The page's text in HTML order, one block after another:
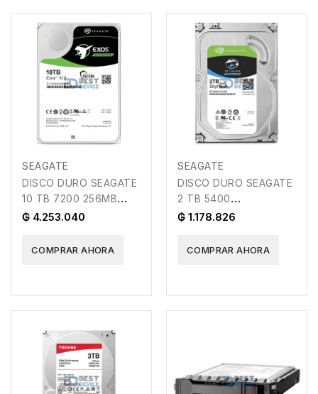
SEAGATE
DISCO DURO SEAGATE
10 TB 7200 256MB
ENTER EXOS
₲ 4.253.040
COMPRAR AHORA
SEAGATE
DISCO DURO SEAGATE
2 TB 5400
SURVEILLANCE 256MB
₲ 1.178.826
COMPRAR AHORA